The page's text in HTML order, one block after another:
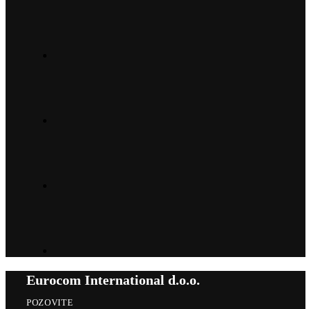
Eurocom International d.o.o.
POZOVITE